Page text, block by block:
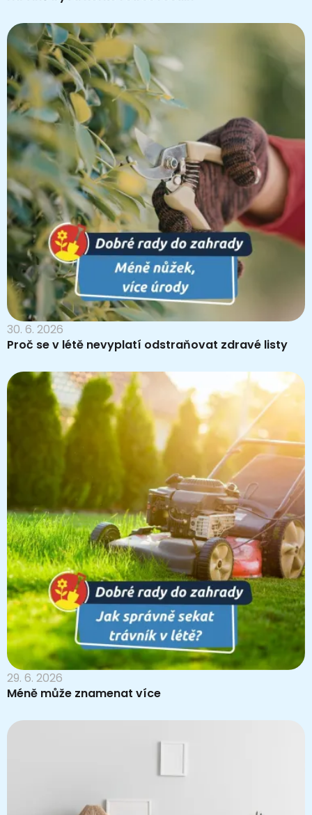
30. 6. 2026
Proč se v létě nevyplatí odstraňovat zdravé listy
29. 6. 2026
Méně může znamenat více